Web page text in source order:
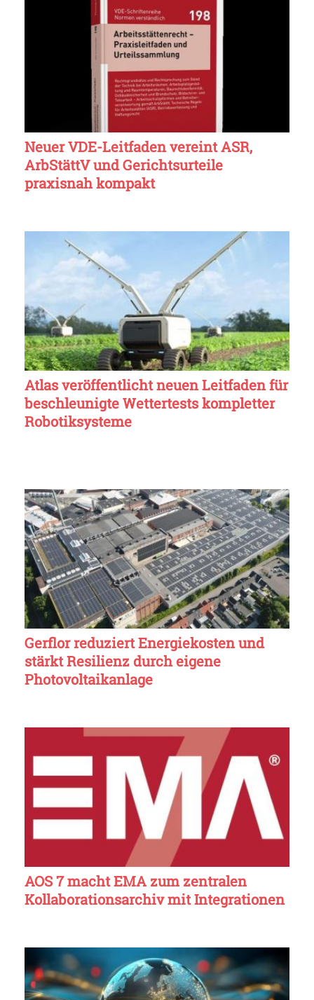
Neuer VDE-Leitfaden vereint ASR,
ArbStättV und Gerichtsurteile
praxisnah kompakt
Atlas veröffentlicht neuen Leitfaden für
beschleunigte Wettertests kompletter
Robotiksysteme
Gerflor reduziert Energiekosten und
stärkt Resilienz durch eigene
Photovoltaikanlage
AOS 7 macht EMA zum zentralen
Kollaborationsarchiv mit Integrationen